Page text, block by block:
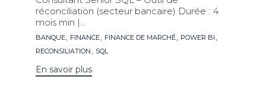
réconciliation (secteur bancaire) Durée : 4
mois min |...
Mots
clés
BANQUE, FINANCE, FINANCE DE MARCHÉ, POWER BI ,
RECONSILIATION , SQL
En savoir plus